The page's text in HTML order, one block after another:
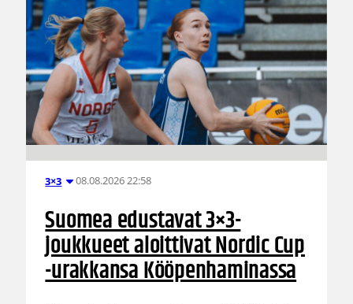
3×3 08.08.2026 22:58
Suomea edustavat 3×3-
joukkueet aloittivat Nordic Cup
-urakkansa Kööpenhaminassa